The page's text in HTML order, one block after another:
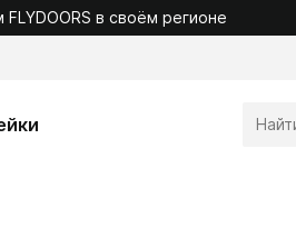
в своём регионе